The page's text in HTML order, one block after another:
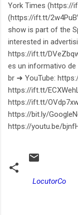
York Times (https://
(https://ift.tt/
show is part of the
interested in
https://ift.tt/
es un informativo de
br ➜ YouTube:
https://ift.tt/
https://ift.tt/
https://bit.ly/
https://youtu.be/
LocutorCo